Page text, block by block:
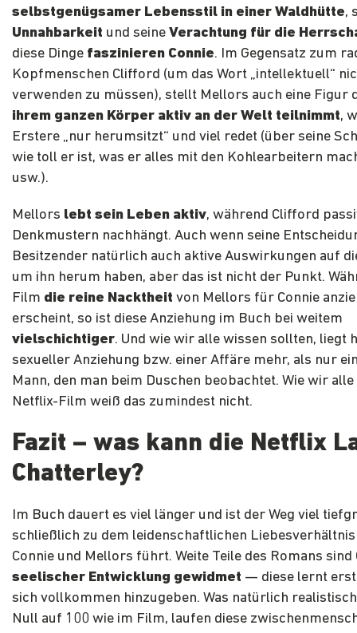
selbstgenügsamer Lebensstil in einer Waldhütte,
Unnahbarkeit und seine Verachtung für die
diese Dinge faszinieren Connie. Im Gegensatz zum
Kopfmenschen Clifford (um das Wort „intellektuell“
verwenden zu müssen), stellt Mellors auch eine Figur
ihrem ganzen Körper aktiv an der Welt teilnimmt,
Erstere „nur herumsitzt“ und viel redet (über seine
wie toll er ist, was er alles mit den Kohlearbeitern
usw.).
Mellors lebt sein Leben aktiv, während Clifford
Denkmustern nachhängt. Auch wenn seine
Besitzender natürlich auch aktive Auswirkungen auf
um ihn herum haben, aber das ist nicht der Punkt.
Film die reine Nacktheit von Mellors für Connie
erscheint, so ist diese Anziehung im Buch bei weitem
vielschichtiger. Und wie wir alle wissen sollten, liegt
sexueller Anziehung bzw. einer Affäre mehr, als nur
Mann, den man beim Duschen beobachtet. Wie wir
Netflix-Film weiß das zumindest nicht.
Fazit – was kann die Netflix
Chatterley?
Im Buch dauert es viel länger und ist der Weg viel
schließlich zu dem leidenschaftlichen
Connie und Mellors führt. Weite Teile des Romans sind
seelischer Entwicklung gewidmet — diese lernt
sich vollkommen hinzugeben. Was natürlich
Null auf 100 wie im Film, laufen diese